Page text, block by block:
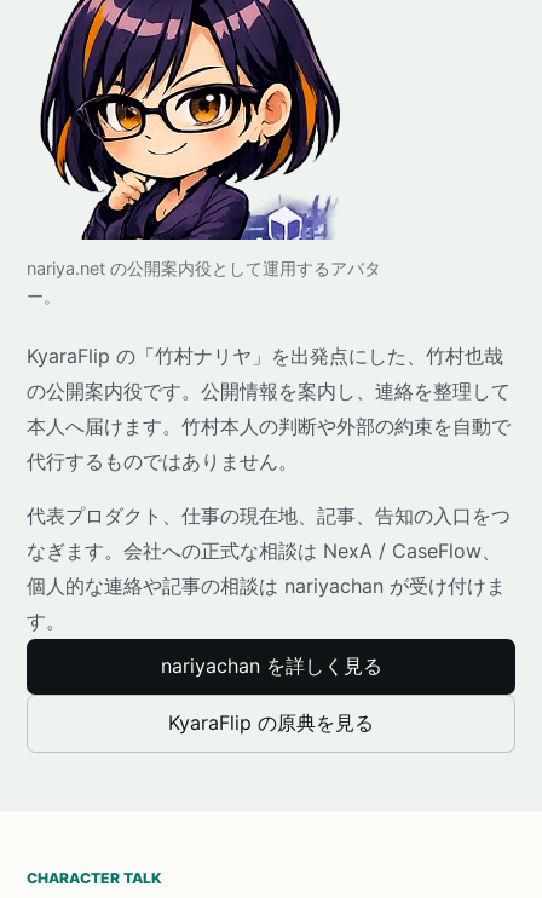
nariya.net の公開案内役として運用するアバタ
ー。
KyaraFlip の「竹村ナリヤ」を出発点にした、竹村也哉
の公開案内役です。公開情報を案内し、連絡を整理して
本人へ届けます。竹村本人の判断や外部の約束を自動で
代行するものではありません。
代表プロダクト、仕事の現在地、記事、告知の入口をつ
なぎます。会社への正式な相談は NexA / CaseFlow、
個人的な連絡や記事の相談は nariyachan が受け付けま
す。
nariyachan を詳しく見る
KyaraFlip の原典を見る
CHARACTER TALK